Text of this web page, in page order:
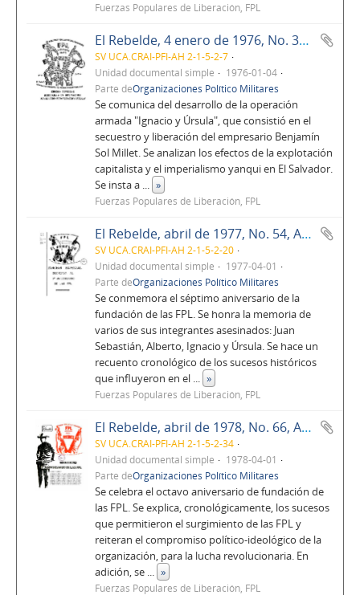
Fuerzas Populares de Liberación, FPL
El Rebelde, 4 enero de 1976, No. 38, Año 4
SV UCA.CRAI-PFI-AH 2-1-5-2-7
Unidad documental simple
1976-01-04
Parte deOrganizaciones Político Militares
Se comunica del desarrollo de la operación
armada "Ignacio y Úrsula", que consistió en el
secuestro y liberación del empresario Benjamín
Sol Millet. Se analizan los efectos de la explotación
capitalista y el imperialismo yanqui en El Salvador.
Se insta a ... »
Fuerzas Populares de Liberación, FPL
El Rebelde, abril de 1977, No. 54, Año 5
SV UCA.CRAI-PFI-AH 2-1-5-2-20
Unidad documental simple
1977-04-01
Parte deOrganizaciones Político Militares
Se conmemora el séptimo aniversario de la
fundación de las FPL. Se honra la memoria de
varios de sus integrantes asesinados: Juan
Sebastián, Alberto, Ignacio y Úrsula. Se hace un
recuento cronológico de los sucesos históricos
que influyeron en el ... »
Fuerzas Populares de Liberación, FPL
El Rebelde, abril de 1978, No. 66, Año 6
SV UCA.CRAI-PFI-AH 2-1-5-2-34
Unidad documental simple
1978-04-01
Parte deOrganizaciones Político Militares
Se celebra el octavo aniversario de fundación de
las FPL. Se explica, cronológicamente, los sucesos
que permitieron el surgimiento de las FPL y
reiteran el compromiso político-ideológico de la
organización, para la lucha revolucionaria. En
adición, se ... »
Fuerzas Populares de Liberación, FPL